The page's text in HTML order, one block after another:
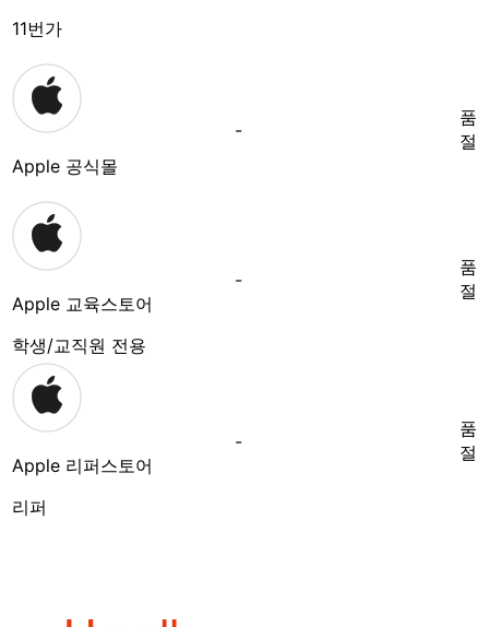
11번가
Apple 공식몰
-
품
절
Apple 교육스토어
학생/교직원 전용
-
품
절
Apple 리퍼스토어
리퍼
-
품
절